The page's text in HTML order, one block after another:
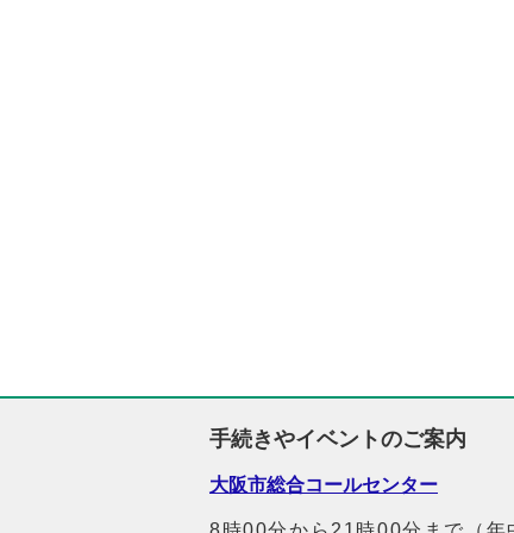
手続きやイベントのご案内
大阪市総合コールセンター